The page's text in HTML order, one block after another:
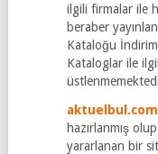
ilgili firmalar ile
beraber
Kataloğu
Kataloglar ile
aktuelbul.com
hazırlanmış olup
yararlanan bir